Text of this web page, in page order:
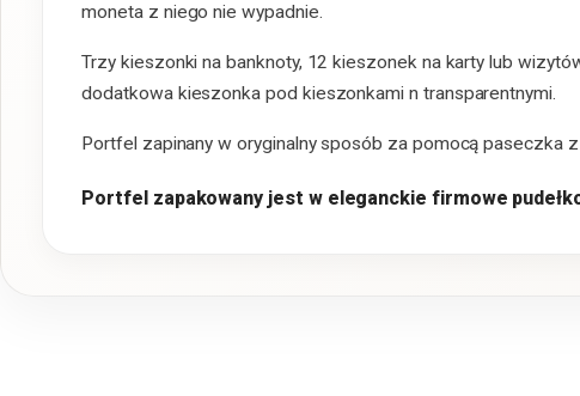
moneta z niego nie wypadnie.
Trzy kieszonki na banknoty, 12 kieszonek na karty lub
dodatkowa kieszonka pod kieszonkami n transparentnymi.
Portfel zapinany w oryginalny sposób za pomocą paseczka
Portfel zapakowany jest w eleganckie firmowe